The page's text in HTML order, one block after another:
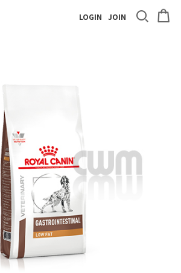
LOGIN JOIN